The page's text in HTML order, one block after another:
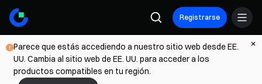
Registrarse
Parece que estás accediendo a nuestro sitio web desde EE.
UU. Cambia al sitio web de EE. UU. para acceder a los
productos compatibles en tu región.